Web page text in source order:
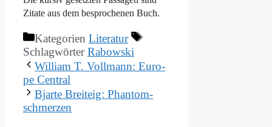
Zi­ta­te aus dem be­spro­che­nen Buch.
Kategorien Literatur
SchlagwörterRabowski
Wil­liam T. Voll­mann: Eu­ro­
pe Cen­tral
Bjar­te Breit­eig: Phan­tom­
schmer­zen